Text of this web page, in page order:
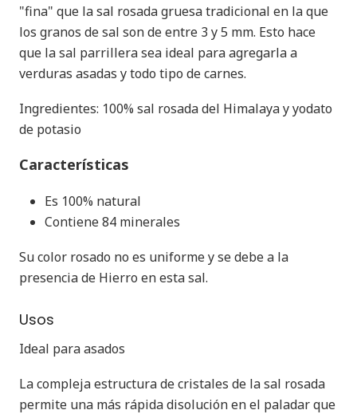
"fina" que la sal rosada gruesa tradicional en la que
los granos de sal son de entre 3 y 5 mm. Esto hace
que la sal parrillera sea ideal para agregarla a
verduras asadas y todo tipo de carnes.
Ingredientes: 100% sal rosada del Himalaya y yodato
de potasio
Características
Es 100% natural
Contiene 84 minerales
Su color rosado no es uniforme y se debe a la
presencia de Hierro en esta sal.
Usos
Ideal para asados
La compleja estructura de cristales de la sal rosada
permite una más rápida disolución en el paladar que